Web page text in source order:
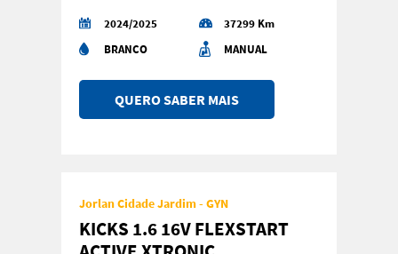
2024/2025
37299 Km
BRANCO
MANUAL
QUERO SABER MAIS
Jorlan Cidade Jardim - GYN
KICKS 1.6 16V FLEXSTART